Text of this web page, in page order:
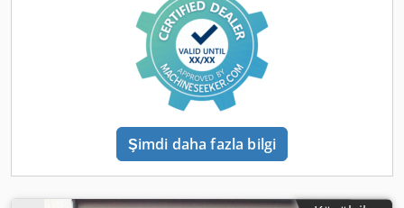
İsteğiniz üzerine çalışma tezgahınızı 2,3 ila 3,2 metre
arasında ayarlayabiliriz! 💰 Fiyat: 140,00 € net, KDV hariç •
Farklı yükseklikler ve derinlikler: Talep üzerine • Miktar
indirimi: Talep üzerine • Nakliye maliyeti: Avrupa
genelinde talep üzerine • Teslimat süresi: Hemen teslim •
İnceleme ve teslim alma: Her zaman randevu ile
mümkündür. Çeşitli üreticilerden 5.000 metreden fazla
palet rafı sürekli olarak stokta bulunmaktadır. (Teknik
Şimdi daha fazla bilgi